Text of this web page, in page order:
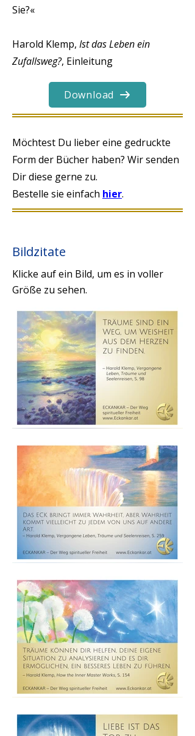
Sie?«
Harold Klemp, Ist das Leben ein
Zufallsweg?, Einleitung
Download
Möchtest Du lieber eine gedruckte
Form der Bücher haben? Wir senden
Dir diese gerne zu.
Bestelle sie einfach hier.
Bildzitate
Klicke auf ein Bild, um es in voller
Größe zu sehen.